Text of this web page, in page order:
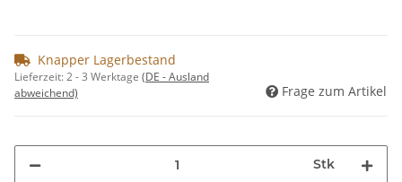
Knapper Lagerbestand
Lieferzeit:2 - 3 Werktage (DE - Ausland
abweichend)
Frage zum Artikel
Stk